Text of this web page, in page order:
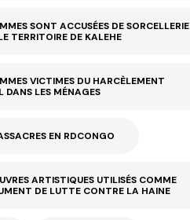
SONT ACCUSÉES DE SORCELLERIE
TERRITOIRE DE KALEHE
VICTIMES DU HARCÈLEMENT
DANS LES MÉNAGES
EN RDCONGO
ARTISTIQUES UTILISÉS COMME
DE LUTTE CONTRE LA HAINE